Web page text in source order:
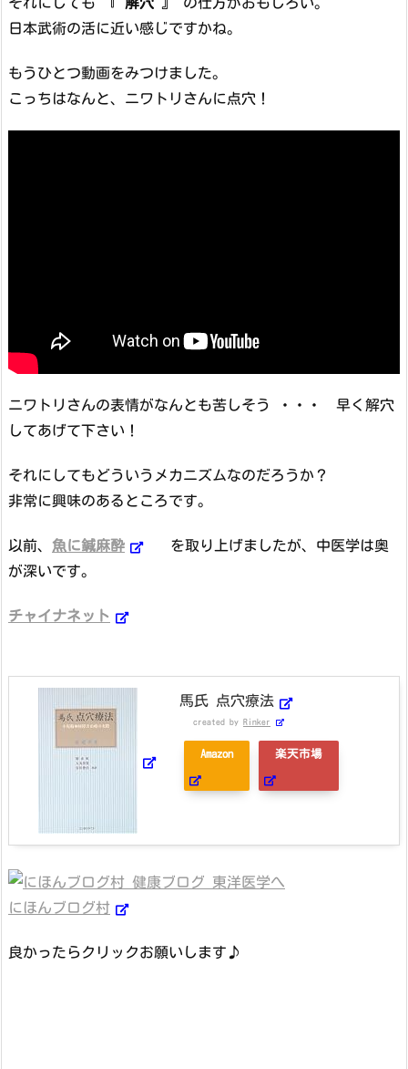
日本武術の活に近い感じですかね。
もうひとつ動画をみつけました。
こっちはなんと、ニワトリさんに点穴！
ニワトリさんの表情がなんとも苦しそう ・・・ 早く解穴
してあげて下さい！
それにしてもどういうメカニズムなのだろうか？
非常に興味のあるところです。
以前、 魚に鍼麻酔
を取り上げましたが、中医学は奥
が深いです。
チャイナネット
馬氏 点穴療法
created by Rinker
Amazon 楽天市場
にほんブログ村
良かったらクリックお願いします♪